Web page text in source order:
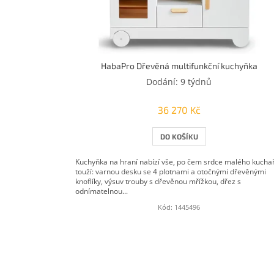
HabaPro Dřevěná multifunkční kuchyňka
Dodání: 9 týdnů
36 270 Kč
DO KOŠÍKU
Kuchyňka na hraní nabízí vše, po čem srdce malého
touží: varnou desku se 4 plotnami a otočnými dřevěnými
knoflíky, výsuv trouby s dřevěnou mřížkou, dřez s
odnímatelnou...
Kód: 1445496